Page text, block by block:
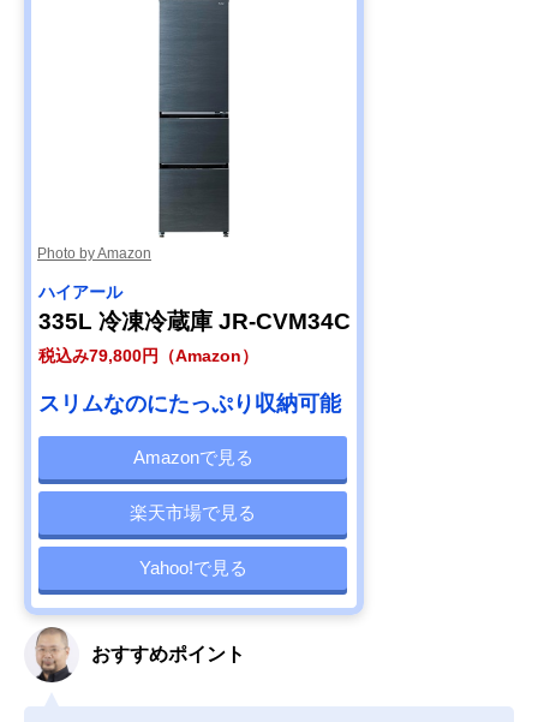
Photo by Amazon
ハイアール
335L 冷凍冷蔵庫 JR-CVM34C
税込み79,800円（Amazon）
スリムなのにたっぷり収納可能
Amazonで見る
楽天市場で見る
Yahoo!で見る
おすすめポイント